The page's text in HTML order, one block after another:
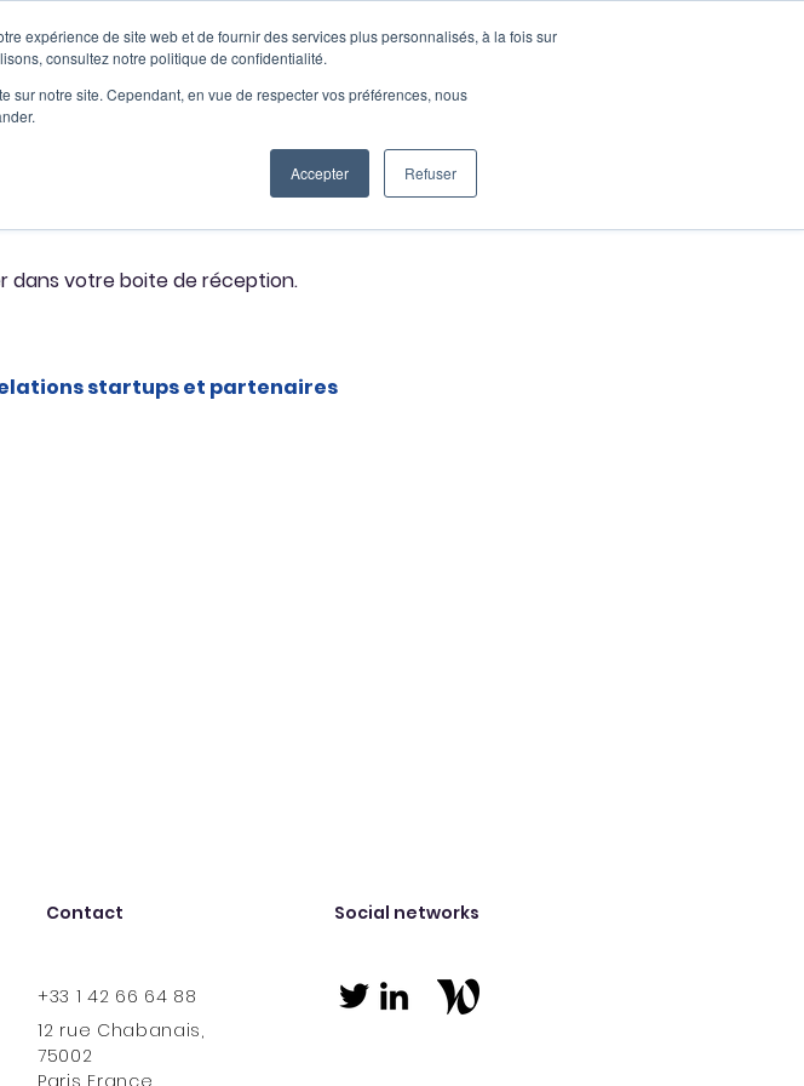
expérience de site web et de fournir des services plus personnalisés, à la fois sur
consultez notre politique de confidentialité.
notre site. Cependant, en vue de respecter vos préférences, nous
Accepter Refuser
Case studies Ressources Log in Request a demo
dans votre boite de réception.
startups et partenaires
Contact
+33 1 42 66 64 88
12 rue Chabanais,
75002
Paris France
Social networks